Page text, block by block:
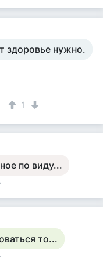
здоровье нужно.
1
по виду...
то...